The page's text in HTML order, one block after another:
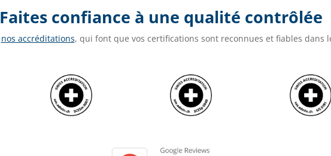
Faites confiance à une qualité contrôlée
nos accréditations, qui font que vos certifications sont reconnues et fiables dans